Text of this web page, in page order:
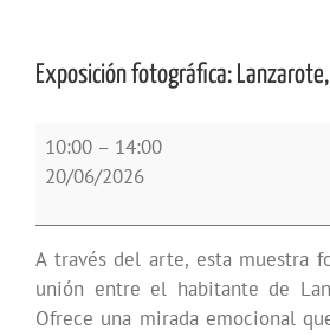
Exposición fotográfica:
Exposición
fotográfica:
geografía
humana
10:00 – 14:00
20/06/2026
A través del arte, esta muestra
unión entre el habitante de
Ofrece una mirada emocional